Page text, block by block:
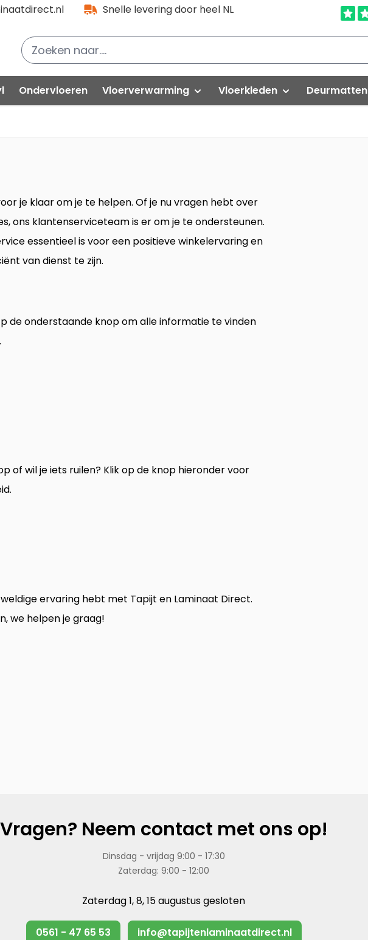
Snelle levering door heel NL
Quick-Step
Ondervloeren Vloerverwarming
Thermostaat-unit
Isolatieplaten
Vloerkleden
Modern
Vintage
Deurmatten
je klaar om je te helpen. Of je nu vragen hebt over
ons klantenserviceteam is er om je te ondersteunen.
essentieel is voor een positieve winkelervaring en
van dienst te zijn.
de onderstaande knop om alle informatie te vinden
of wil je iets ruilen? Klik op de knop hieronder voor
ervaring hebt met Tapijt en Laminaat Direct.
we helpen je graag!
Vragen? Neem contact met ons op!
Dinsdag - vrijdag 9:00 - 17:30
Zaterdag: 9:00 - 12:00
Zaterdag 1, 8, 15 augustus gesloten
0561 - 47 65 53 info@tapijtenlaminaatdirect.nl